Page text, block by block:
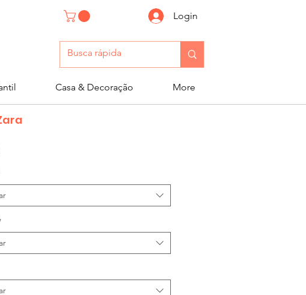
Login
Casa & Decoração More